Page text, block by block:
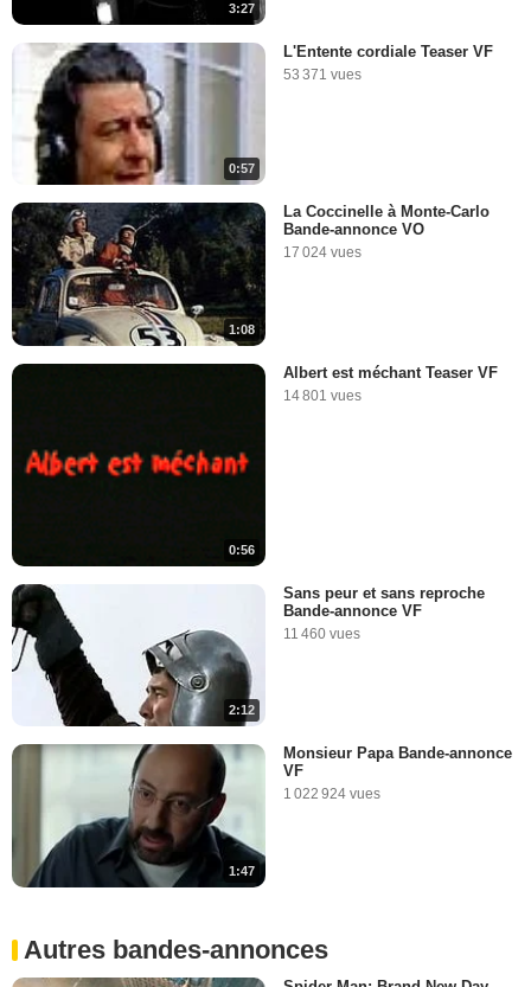
3:27
0:57
L'Entente cordiale Teaser VF
53 371 vues
1:08
La Coccinelle à Monte-Carlo
Bande-annonce VO
17 024 vues
0:56
Albert est méchant Teaser VF
14 801 vues
2:12
Sans peur et sans reproche
Bande-annonce VF
11 460 vues
1:47
Monsieur Papa Bande-annonce
VF
1 022 924 vues
Autres bandes-annonces